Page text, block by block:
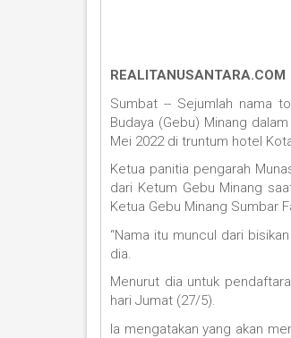
REALITANUSANTARA.COM
Sumbat -- Sejumlah nama
Budaya (Gebu) Minang
Mei 2022 di truntum hotel
Ketua panitia pengarah
dari Ketum Gebu Minang
Ketua Gebu Minang Sumbar
“Nama itu muncul dari
dia.
Menurut dia untuk
hari Jumat (27/5).
Ia mengatakan yang akan